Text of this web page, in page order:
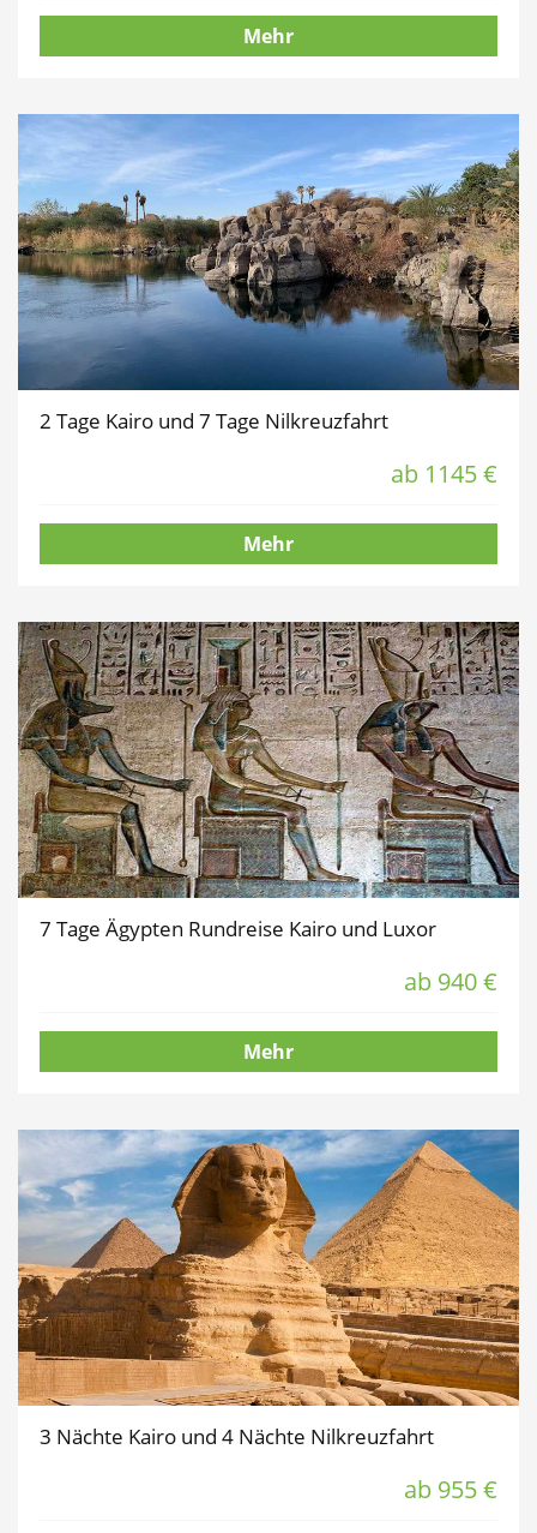
Mehr
2 Tage Kairo und 7 Tage Nilkreuzfahrt
ab 1145 €
Mehr
7 Tage Ägypten Rundreise Kairo und Luxor
ab 940 €
Mehr
3 Nächte Kairo und 4 Nächte Nilkreuzfahrt
ab 955 €